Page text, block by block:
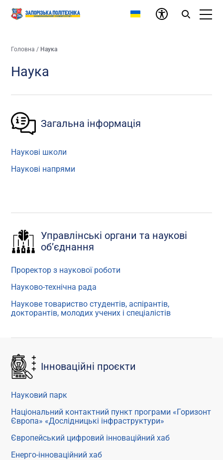
Головна / Наука
Наука
Загальна інформація
Наукові школи
Наукові напрями
Управлінські органи та наукові
об’єднання
Проректор з наукової роботи
Науково-технічна рада
Наукове товариство студентів, аспірантів,
докторантів, молодих учених і спеціалістів
Інноваційні проєкти
Науковий парк
Національний контактний пункт програми «Горизонт
Європа» «Дослідницькі інфраструктури»
Європейський цифровий інноваційний хаб
Енерго-інноваційний хаб